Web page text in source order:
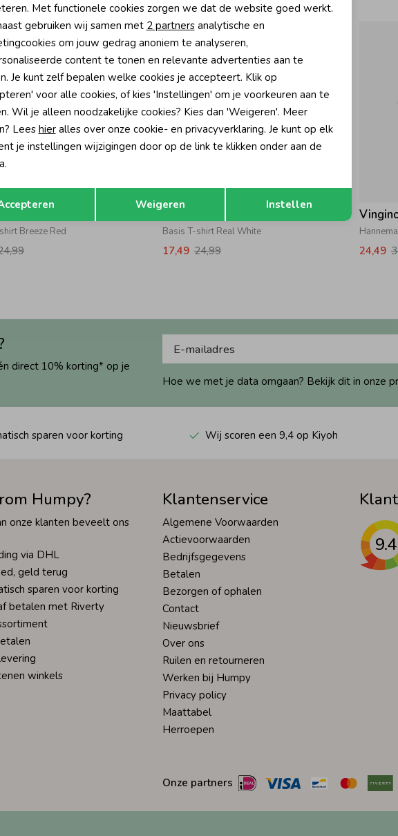
-30% korting
Breeze Red
-30% korting
Basis T-shirt Real White
17,49 24,99 24,49
direct 10% korting* op je
Hoe we met je data omgaan? Bekijk dit in onze
sparen voor korting Wij scoren een 9,4 op Kiyoh
Humpy?
onze klanten beveelt ons
via DHL
geld terug
sparen voor korting
betalen met Riverty
winkels
Klantenservice
Algemene Voorwaarden
Actievoorwaarden
Bedrijfsgegevens
Betalen
Bezorgen of ophalen
Contact
Nieuwsbrief
Over ons
Ruilen en retourneren
Werken bij Humpy
Privacy policy
Maattabel
Herroepen
9.4
Onze partners
cookies Marketing cookies
Opslaan
Met functionele cookies zorgen we dat de website goed werkt.
gebruiken wij samen met 2 partnersanalytische en
om jouw gedrag anoniem te analyseren,
content te tonen en relevante advertenties aan te
Je kunt zelf bepalen welke cookies je accepteert. Klik op
voor alle cookies, of kies 'Instellingen' om je voorkeuren aan te
Wil je alleen noodzakelijke cookies? Kies dan 'Weigeren'. Meer
Lees hieralles over onze cookie- en privacyverklaring. Je kunt op elk
je instellingen wijzigingen door op de link te klikken onder aan de
Weigeren Instellen